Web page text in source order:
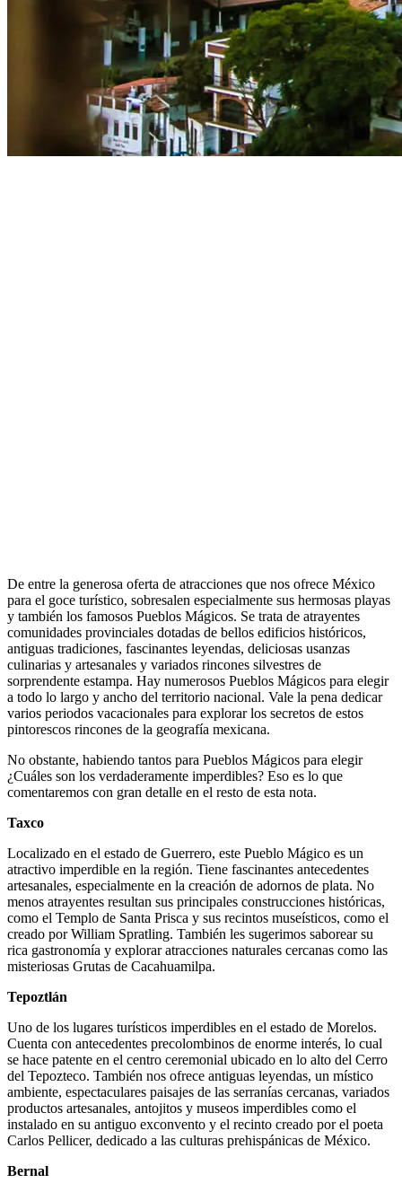
De entre la generosa oferta de atracciones que nos ofrece México
para el goce turístico, sobresalen especialmente sus hermosas playas
y también los famosos Pueblos Mágicos. Se trata de atrayentes
comunidades provinciales dotadas de bellos edificios históricos,
antiguas tradiciones, fascinantes leyendas, deliciosas usanzas
culinarias y artesanales y variados rincones silvestres de
sorprendente estampa. Hay numerosos Pueblos Mágicos para elegir
a todo lo largo y ancho del territorio nacional. Vale la pena dedicar
varios periodos vacacionales para explorar los secretos de estos
pintorescos rincones de la geografía mexicana.
No obstante, habiendo tantos para Pueblos Mágicos para elegir
¿Cuáles son los verdaderamente imperdibles? Eso es lo que
comentaremos con gran detalle en el resto de esta nota.
Taxco
Localizado en el estado de Guerrero, este Pueblo Mágico es un
atractivo imperdible en la región. Tiene fascinantes antecedentes
artesanales, especialmente en la creación de adornos de plata. No
menos atrayentes resultan sus principales construcciones históricas,
como el Templo de Santa Prisca y sus recintos museísticos, como el
creado por William Spratling. También les sugerimos saborear su
rica gastronomía y explorar atracciones naturales cercanas como las
misteriosas Grutas de Cacahuamilpa.
Tepoztlán
Uno de los lugares turísticos imperdibles en el estado de Morelos.
Cuenta con antecedentes precolombinos de enorme interés, lo cual
se hace patente en el centro ceremonial ubicado en lo alto del Cerro
del Tepozteco. También nos ofrece antiguas leyendas, un místico
ambiente, espectaculares paisajes de las serranías cercanas, variados
productos artesanales, antojitos y museos imperdibles como el
instalado en su antiguo exconvento y el recinto creado por el poeta
Carlos Pellicer, dedicado a las culturas prehispánicas de México.
Bernal